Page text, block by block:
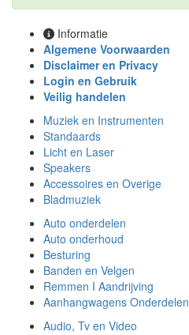
Informatie
Algemene Voorwaarden
Disclaimer en Privacy
Login en Gebruik
Veilig handelen
Muziek en Instrumenten
Standaards
Licht en Laser
Speakers
Accessoires en Overige
Bladmuziek
Auto onderdelen
Auto onderhoud
Besturing
Banden en Velgen
Remmen I Aandrijving
Aanhangwagens Onderdelen
Audio, Tv en Video